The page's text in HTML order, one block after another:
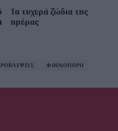
Τα τυχερά ζώδια της
ημέρας
ΦΘΙΝΟΠΩΡΟ